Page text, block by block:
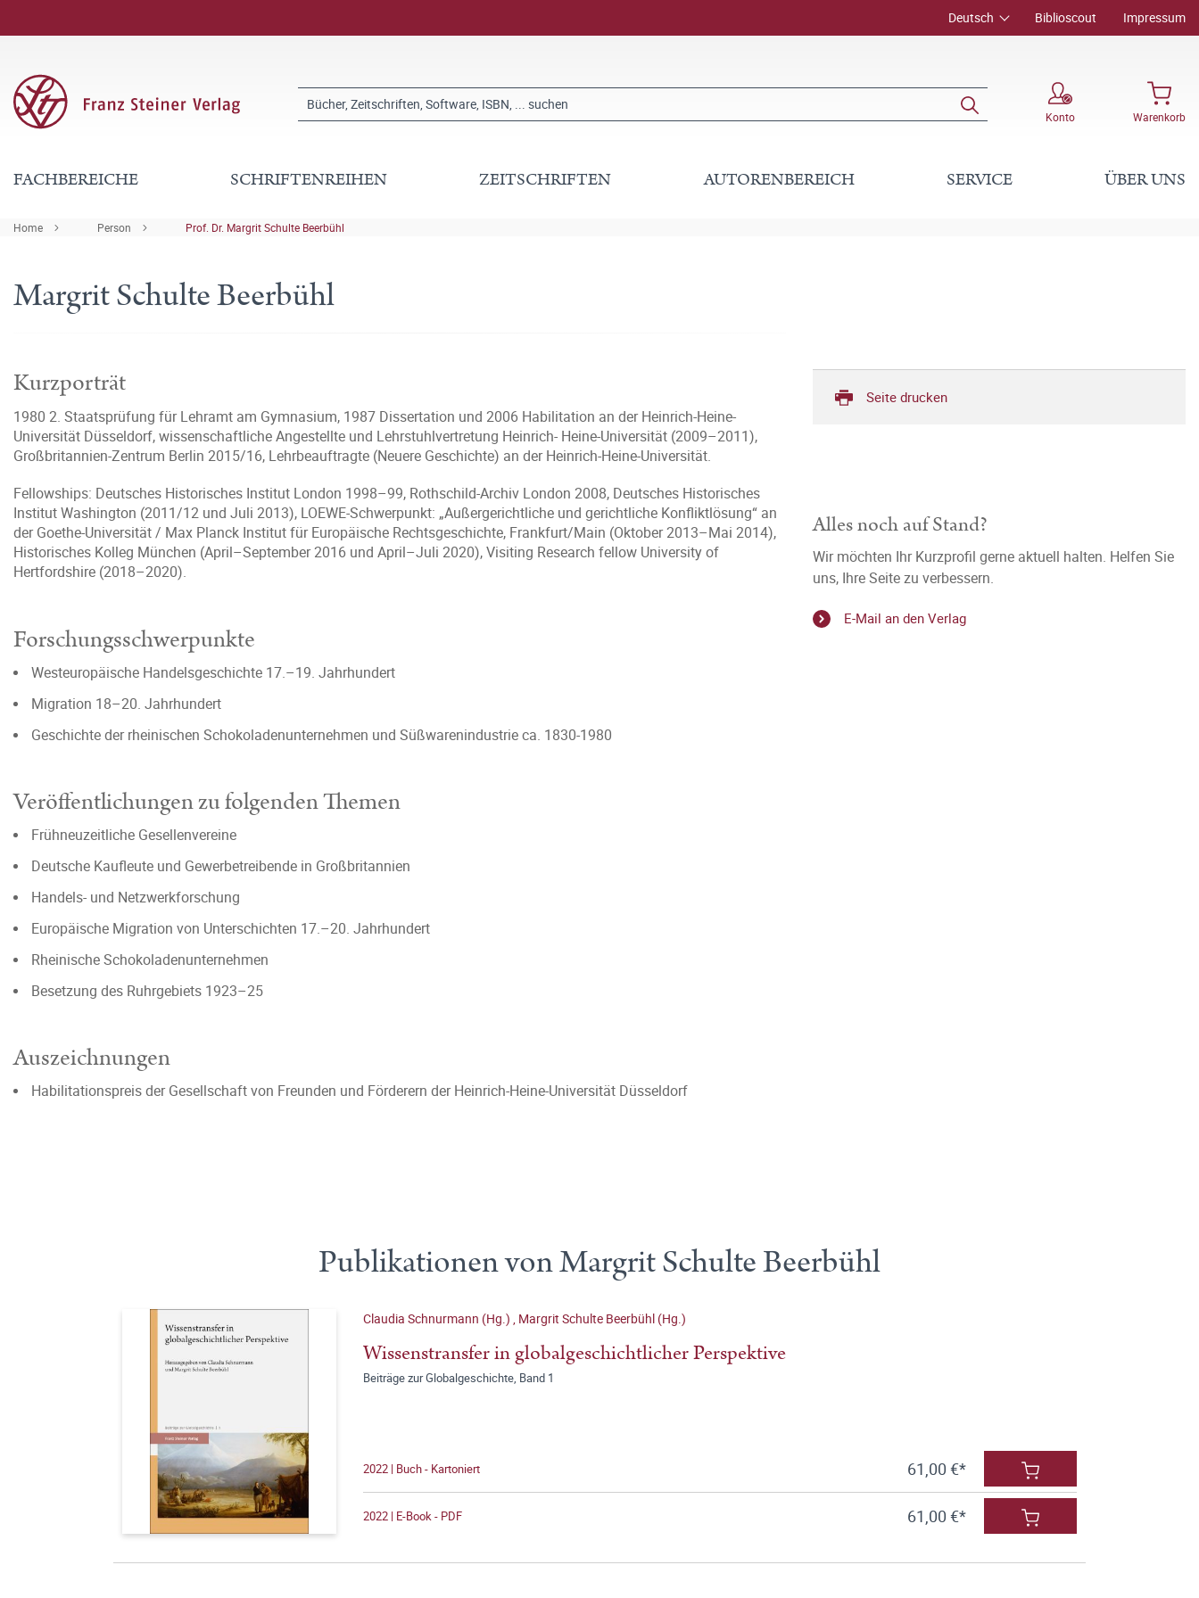
Deutsch Biblioscout Impressum
Konto Warenkorb
FACHBEREICHE SCHRIFTENREIHEN ZEITSCHRIFTEN AUTORENBEREICH SERVICE ÜBER UNS
Home Person Prof. Dr. Margrit Schulte Beerbühl
Margrit Schulte Beerbühl
Kurzporträt
1980 2. Staatsprüfung für Lehramt am Gymnasium, 1987 Dissertation und 2006 Habilitation an der Heinrich-Heine-
Universität Düsseldorf, wissenschaftliche Angestellte und Lehrstuhlvertretung Heinrich- Heine-Universität (2009–2011),
Großbritannien-Zentrum Berlin 2015/16, Lehrbeauftragte (Neuere Geschichte) an der Heinrich-Heine-Universität.
Fellowships: Deutsches Historisches Institut London 1998–99, Rothschild-Archiv London 2008, Deutsches Historisches
Institut Washington (2011/12 und Juli 2013), LOEWE-Schwerpunkt: „Außergerichtliche und gerichtliche Konfliktlösung“ an
der Goethe-Universität / Max Planck Institut für Europäische Rechtsgeschichte, Frankfurt/Main (Oktober 2013–Mai 2014),
Historisches Kolleg München (April–September 2016 und April–Juli 2020), Visiting Research fellow University of
Hertfordshire (2018–2020).
Forschungsschwerpunkte
Westeuropäische Handelsgeschichte 17.–19. Jahrhundert
Migration 18–20. Jahrhundert
Geschichte der rheinischen Schokoladenunternehmen und Süßwarenindustrie ca. 1830-1980
Veröffentlichungen zu folgenden Themen
Frühneuzeitliche Gesellenvereine
Deutsche Kaufleute und Gewerbetreibende in Großbritannien
Handels- und Netzwerkforschung
Europäische Migration von Unterschichten 17.–20. Jahrhundert
Rheinische Schokoladenunternehmen
Besetzung des Ruhrgebiets 1923–25
Auszeichnungen
Habilitationspreis der Gesellschaft von Freunden und Förderern der Heinrich-Heine-Universität Düsseldorf
Seite drucken
Alles noch auf Stand?
Wir möchten Ihr Kurzprofil gerne aktuell halten. Helfen Sie
uns, Ihre Seite zu verbessern.
E-Mail an den Verlag
Publikationen von Margrit Schulte Beerbühl
Claudia Schnurmann (Hg.) , Margrit Schulte Beerbühl (Hg.)
Wissenstransfer in globalgeschichtlicher Perspektive
Beiträge zur Globalgeschichte, Band 1
2022 | Buch - Kartoniert 61,00 €*
2022 | E-Book - PDF 61,00 €*